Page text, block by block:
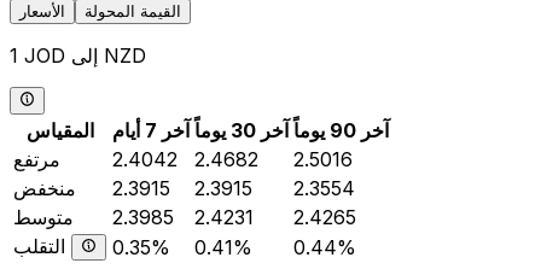
الأسعار القيمة المحولة
1 JOD إلى NZD
المقياس آخر 7 أيام آخر 30 يوماً
آخر 90 يوماً
مرتفع
2.4042 2.4682
2.5016
منخفض
2.3915 2.3915
2.3554
متوسط
2.3985 2.4231
2.4265
التقلب
0.35% 0.41% 0.44%